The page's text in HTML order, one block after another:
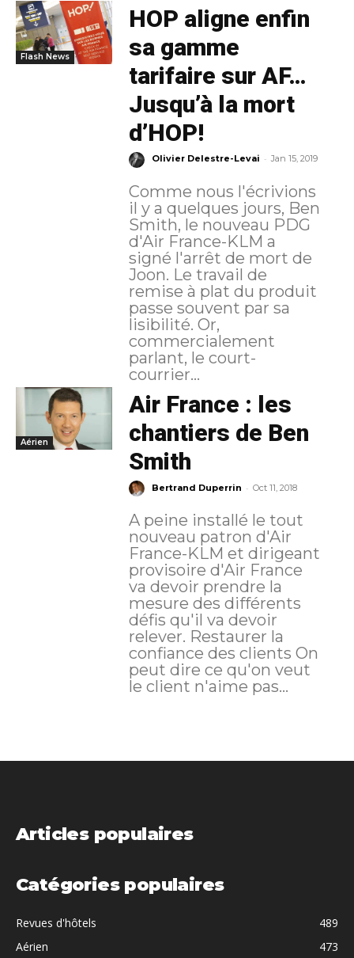
Flash News
HOP aligne enfin
sa gamme
tarifaire sur AF…
Jusqu’à la mort
d’HOP!
Olivier Delestre-Levai - Jan 15, 2019
Comme nous l'écrivions
il y a quelques jours, Ben
Smith, le nouveau PDG
d'Air France-KLM a
signé l'arrêt de mort de
Joon. Le travail de
remise à plat du produit
passe souvent par sa
lisibilité. Or,
commercialement
parlant, le court-
courrier...
Aérien
Air France : les
chantiers de Ben
Smith
Bertrand Duperrin - Oct 11, 2018
A peine installé le tout
nouveau patron d'Air
France-KLM et dirigeant
provisoire d'Air France
va devoir prendre la
mesure des différents
défis qu'il va devoir
relever. Restaurer la
confiance des clients On
peut dire ce qu'on veut
le client n'aime pas...
Articles populaires
Catégories populaires
Revues d'hôtels
489
Aérien
473